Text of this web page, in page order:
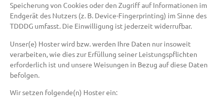
Speicherung von Cookies oder den Zugriff auf Informationen im
Endgerät des Nutzers (z. B. Device-Fingerprinting) im Sinne des
TDDDG umfasst. Die Einwilligung ist jederzeit widerrufbar.
Unser(e) Hoster wird bzw. werden Ihre Daten nur insoweit
verarbeiten, wie dies zur Erfüllung seiner Leistungspflichten
erforderlich ist und unsere Weisungen in Bezug auf diese Daten
befolgen.
Wir setzen folgende(n) Hoster ein: